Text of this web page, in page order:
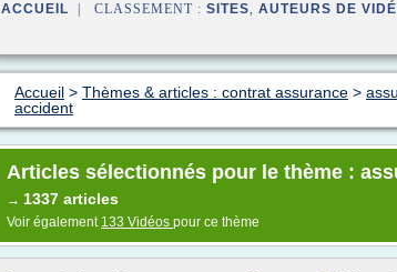
ACCUEIL | CLASSEMENT : SITES, AUTEURS DE
Accueil > Thèmes & articles : contrat assurance >
accident
Articles sélectionnés pour le thème :
→ 1337 articles
Voir également 133 Vidéos pour ce thème